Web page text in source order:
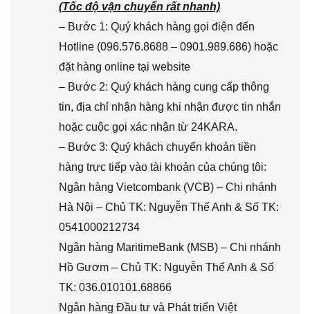
(Tốc độ vận chuyển rất nhanh)
– Bước 1: Quý khách hàng gọi điện đến
Hotline (096.576.8688 – 0901.989.686) hoặc
đặt hàng online tại website
– Bước 2: Quý khách hàng cung cấp thông
tin, địa chỉ nhận hàng khi nhận được tin nhắn
hoặc cuộc gọi xác nhận từ 24KARA.
– Bước 3: Quý khách chuyển khoản tiền
hàng trực tiếp vào tài khoản của chúng tôi:
Ngân hàng Vietcombank (VCB) – Chi nhánh
Hà Nội – Chủ TK: Nguyễn Thế Anh & Số TK:
0541000212734
Ngân hàng MaritimeBank (MSB) – Chi nhánh
Hồ Gươm – Chủ TK: Nguyễn Thế Anh & Số
TK: 036.010101.68866
Ngân hàng Đầu tư và Phát triển Việt